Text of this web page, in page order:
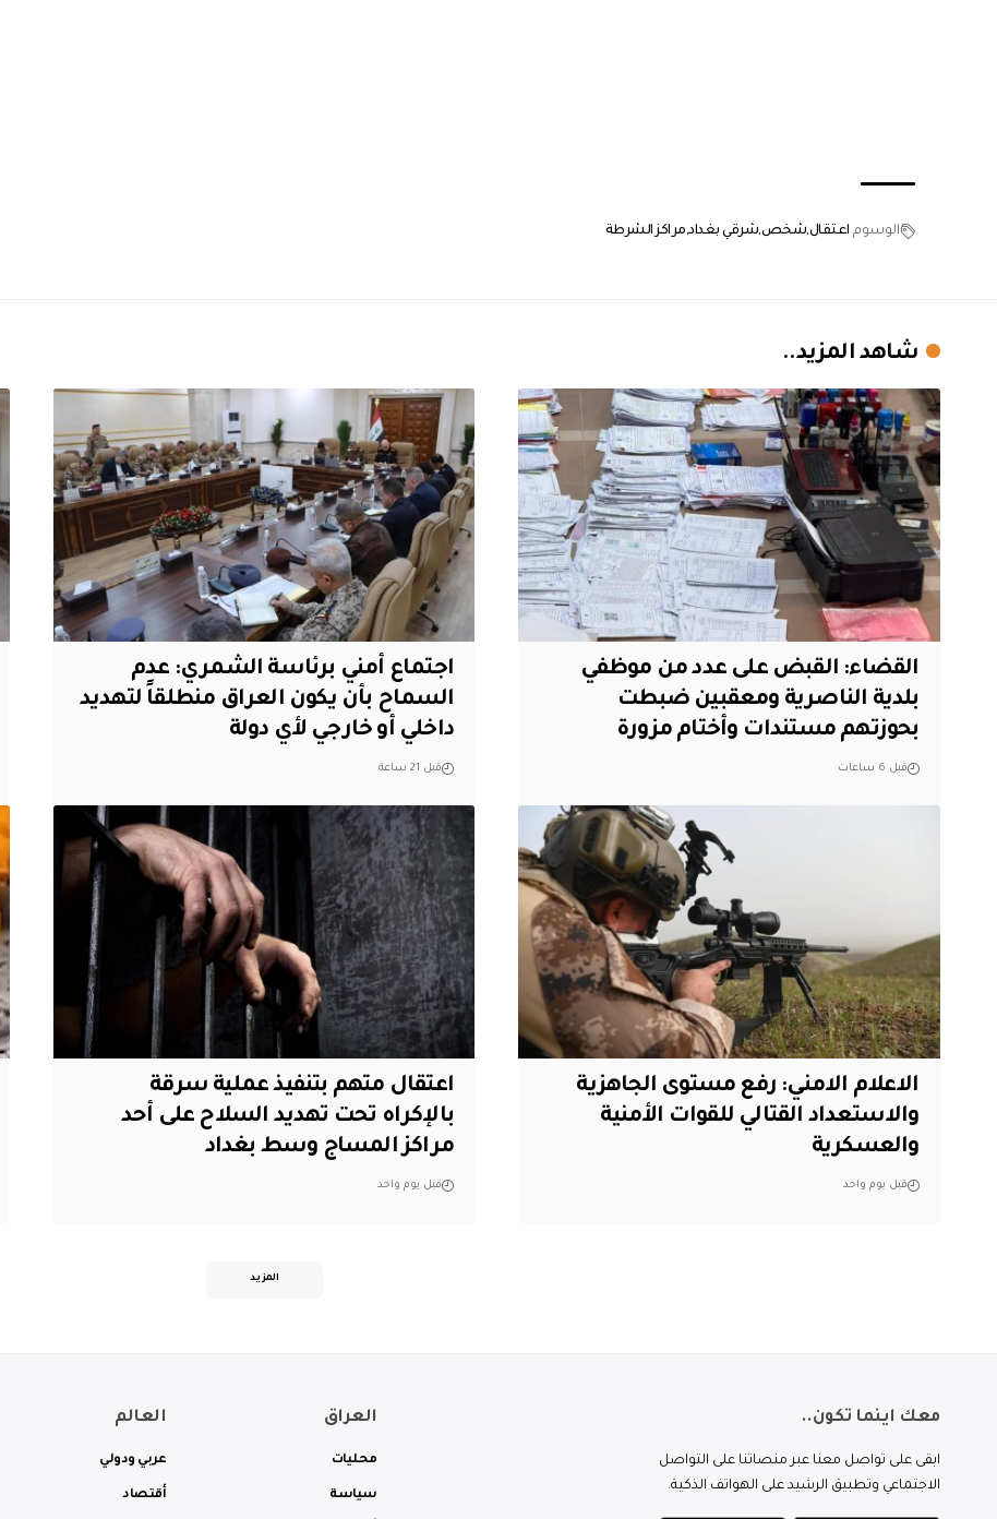
الوسوم اعتقال شخص شرقي بغداد مراكز الشرطة
شاهد المزيد..
القضاء: القبض على عدد من موظفي
بلدية الناصرية ومعقبين ضبطت
بحوزتهم مستندات وأختام مزورة
قبل 6 ساعات
اجتماع أمني برئاسة الشمري: عدم
السماح بأن يكون العراق منطلقاً لتهديد
داخلي أو خارجي لأي دولة
قبل 21 ساعة
الاعلام الامني: رفع مستوى الجاهزية
والاستعداد القتالي للقوات الأمنية
والعسكرية
قبل يوم واحد
اعتقال متهم بتنفيذ عملية سرقة
بالإكراه تحت تهديد السلاح على أحد
مراكز المساج وسط بغداد
قبل يوم واحد
المزيد
معك اينما تكون..
ابقى على تواصل معنا عبر منصاتنا على التواصل
الاجتماعي وتطبيق الرشيد على الهواتف الذكية.
العراق
محليات
سياسة
العالم
عربي ودولي
أقتصاد